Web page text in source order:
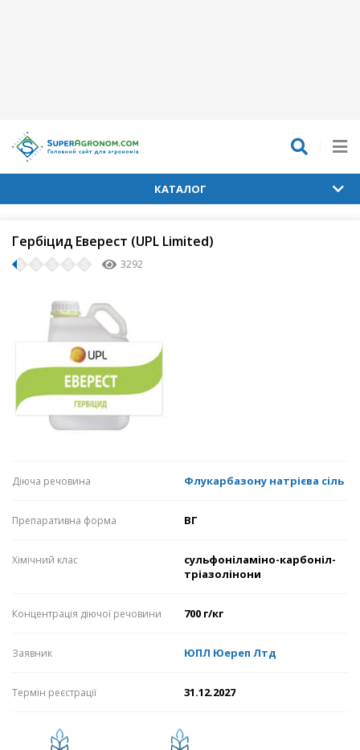
КАТАЛОГ
Гербіцид Еверест (UPL Limited)
3292
Діюча речовина Флукарбазону натрієва сіль
Препаративна форма ВГ
Хімічний клас
сульфоніламіно-карбоніл-
тріазолінони
Концентрація діючої речовини 700 г/кг
Заявник ЮПЛ Юереп Лтд
Термін реєстрації 31.12.2027